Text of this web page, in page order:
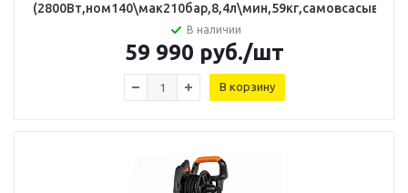
В наличии
59 990 руб./шт
В корзину